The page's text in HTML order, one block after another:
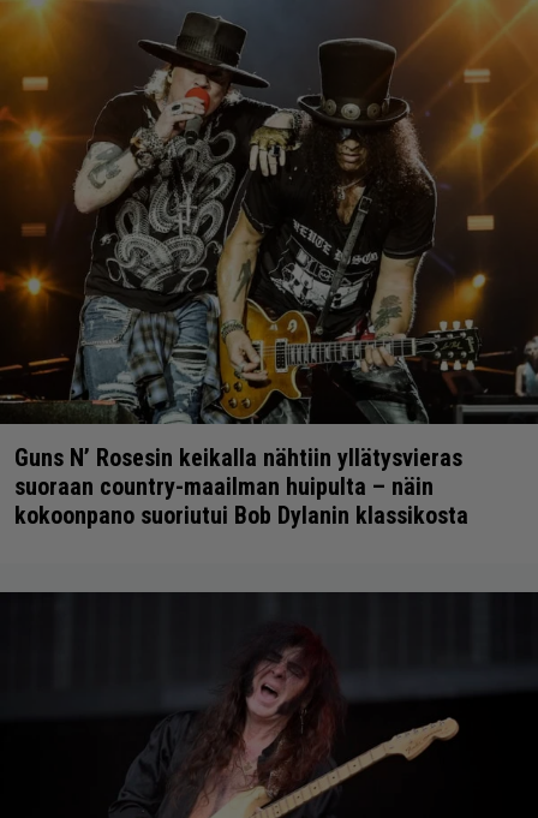
Guns N’ Rosesin keikalla nähtiin yllätysvieras
suoraan country-maailman huipulta – näin
kokoonpano suoriutui Bob Dylanin klassikosta